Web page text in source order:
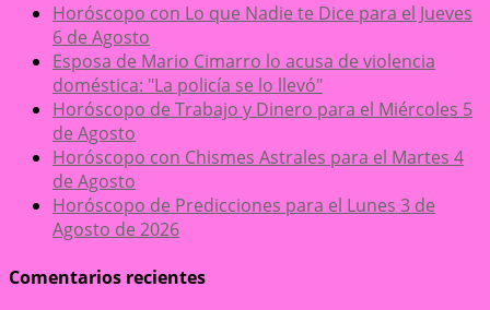
Horóscopo con Lo que Nadie te Dice para el Jueves
6 de Agosto
Esposa de Mario Cimarro lo acusa de violencia
doméstica: "La policía se lo llevó"
Horóscopo de Trabajo y Dinero para el Miércoles 5
de Agosto
Horóscopo con Chismes Astrales para el Martes 4
de Agosto
Horóscopo de Predicciones para el Lunes 3 de
Agosto de 2026
Comentarios recientes